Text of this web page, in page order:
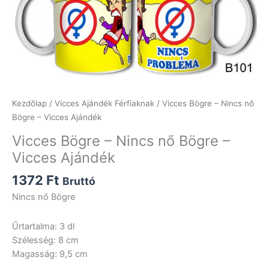
Kezdőlap / Vicces Ajándék Férfiaknak / Vicces Bögre – Nincs nő
Bögre – Vicces Ajándék
Vicces Bögre – Nincs nő Bögre –
Vicces Ajándék
1372 Ft Bruttó
Nincs nő Bögre
Űrtartalma: 3 dl
Szélesség: 8 cm
Magasság: 9,5 cm